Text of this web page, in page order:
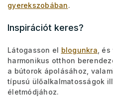
gyerekszobában.
Inspirációt keres?
Látogasson el blogunkra ,
harmonikus otthon
a bútorok ápolásához,
típusú ülőalkalmatosságok
életmódjához.